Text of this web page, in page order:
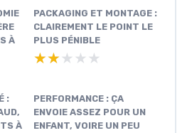
À
PACKAGING ET MONTAGE :
CLAIREMENT LE POINT LE
PLUS PÉNIBLE
★★★★★
★★★★★
:
À
PERFORMANCE : ÇA
ENVOIE ASSEZ POUR UN
ENFANT, VOIRE UN PEU